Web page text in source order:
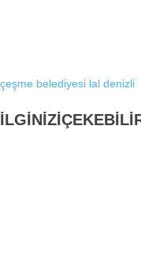
çeşme belediyesi lal denizli
İLGİNİZİ